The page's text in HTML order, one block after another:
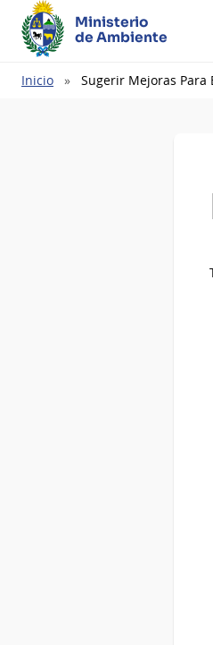
Ministerio
de Ambiente
Ruta
Inicio Sugerir Mejoras Para